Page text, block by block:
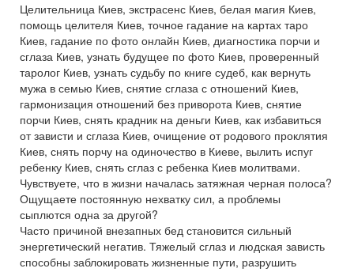
Целительница Киев, экстрасенс Киев, белая магия Киев,
помощь целителя Киев, точное гадание на картах таро
Киев, гадание по фото онлайн Киев, диагностика порчи и
сглаза Киев, узнать будущее по фото Киев, проверенный
таролог Киев, узнать судьбу по книге судеб, как вернуть
мужа в семью Киев, снятие сглаза с отношений Киев,
гармонизация отношений без приворота Киев, снятие
порчи Киев, снять крадник на деньги Киев, как избавиться
от зависти и сглаза Киев, очищение от родового проклятия
Киев, снять порчу на одиночество в Киеве, вылить испуг
ребенку Киев, снять сглаз с ребенка Киев молитвами.
Чувствуете, что в жизни началась затяжная черная полоса?
Ощущаете постоянную нехватку сил, а проблемы
сыплются одна за другой?
Часто причиной внезапных бед становится сильный
энергетический негатив. Тяжелый сглаз и людская зависть
способны заблокировать жизненные пути, разрушить